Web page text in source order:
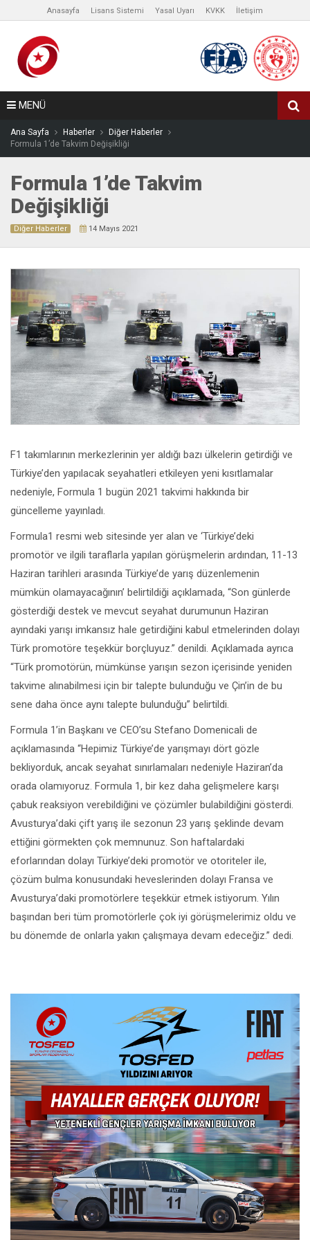
Anasayfa Lisans Sistemi Yasal Uyarı KVKK İletişim
MENÜ
Ana Sayfa Haberler
Diğer Haberler
Formula 1’de Takvim Değişikliği
Formula 1’de Takvim
Değişikliği
Diğer Haberler 14 Mayıs 2021
F1 takımlarının merkezlerinin yer aldığı bazı ülkelerin getirdiği ve
Türkiye’den yapılacak seyahatleri etkileyen yeni kısıtlamalar
nedeniyle, Formula 1 bugün 2021 takvimi hakkında bir
güncelleme yayınladı.
Formula1 resmi web sitesinde yer alan ve ‘Türkiye’deki
promotör ve ilgili taraflarla yapılan görüşmelerin ardından, 11-13
Haziran tarihleri arasında Türkiye’de yarış düzenlemenin
mümkün olamayacağının’ belirtildiği açıklamada, “Son günlerde
gösterdiği destek ve mevcut seyahat durumunun Haziran
ayındaki yarışı imkansız hale getirdiğini kabul etmelerinden dolayı
Türk promotöre teşekkür borçluyuz.” denildi. Açıklamada ayrıca
“Türk promotörün, mümkünse yarışın sezon içerisinde yeniden
takvime alınabilmesi için bir talepte bulunduğu ve Çin’in de bu
sene daha önce aynı talepte bulunduğu” belirtildi.
Formula 1’in Başkanı ve CEO’su Stefano Domenicali de
açıklamasında “Hepimiz Türkiye’de yarışmayı dört gözle
bekliyorduk, ancak seyahat sınırlamaları nedeniyle Haziran’da
orada olamıyoruz. Formula 1, bir kez daha gelişmelere karşı
çabuk reaksiyon verebildiğini ve çözümler bulabildiğini gösterdi.
Avusturya’daki çift yarış ile sezonun 23 yarış şeklinde devam
ettiğini görmekten çok memnunuz. Son haftalardaki
eforlarından dolayı Türkiye’deki promotör ve otoriteler ile,
çözüm bulma konusundaki heveslerinden dolayı Fransa ve
Avusturya’daki promotörlere teşekkür etmek istiyorum. Yılın
başından beri tüm promotörlerle çok iyi görüşmelerimiz oldu ve
bu dönemde de onlarla yakın çalışmaya devam edeceğiz.” dedi.